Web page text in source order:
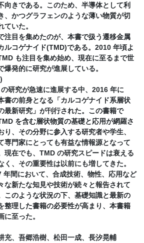
向きである。このため、半導体として利
、かつグラフェンのような薄い物質が切
ていた。
注目を集めたのが、本書で扱う遷移金属
ルコゲナイド(TMD)である。2010 年頃よ
も注目を集め始め、現在に至るまで世
爆発的に研究が進展している。
研究が急速に進展する中、2016 年に
書の前身となる「カルコゲナイド系層状
最新研究」が刊行された。この書籍で
を含む層状物質の基礎と応用が網羅さ
り、その分野に参入する研究者や学生、
専門家にとっても有益な情報源となって
現在でも、TMD の研究スピードは衰える
く、その重要性は以前にも増してきた。
年間において、合成技術、物性、応用など
な新たな知見や技術が続々と報告されて
このような状況の下、基礎知識と最新の
整理した書籍の必要性が高まり、本書籍
に至った。
充、吾郷浩樹、松田一成、長汐晃輔